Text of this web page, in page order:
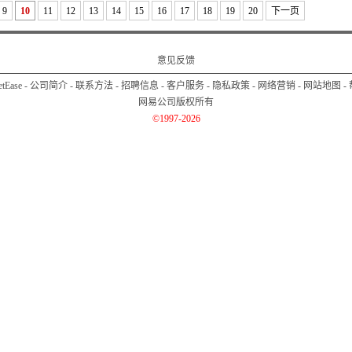
9 10 11 12 13 14 15 16 17 18 19 20 下一页
意见反馈
- 公司简介 - 联系方法 - 招聘信息 - 客户服务 - 隐私政策 - 网络营销 - 网站地图 -
网易公司版权所有
©1997-2026